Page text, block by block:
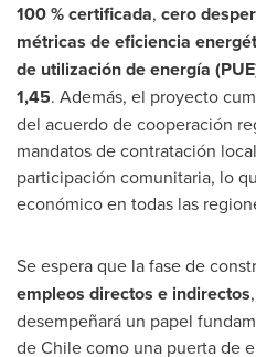
100 % certificada, cero
métricas de eficiencia
de utilización de energía
1,45. Además, el proyecto
del acuerdo de cooperación
mandatos de contratación
participación comunitaria, lo
económico en todas las
Se espera que la fase de
empleos directos e indirectos
desempeñará un papel
deChilecomo una puerta de